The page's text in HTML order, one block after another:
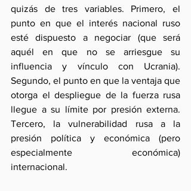
quizás de tres variables. Primero, el
punto en que el interés nacional ruso
esté dispuesto a negociar (que será
aquél en que no se arriesgue su
influencia y vínculo con Ucrania).
Segundo, el punto en que la ventaja que
otorga el despliegue de la fuerza rusa
llegue a su límite por presión externa.
Tercero, la vulnerabilidad rusa a la
presión política y económica (pero
especialmente económica)
internacional.